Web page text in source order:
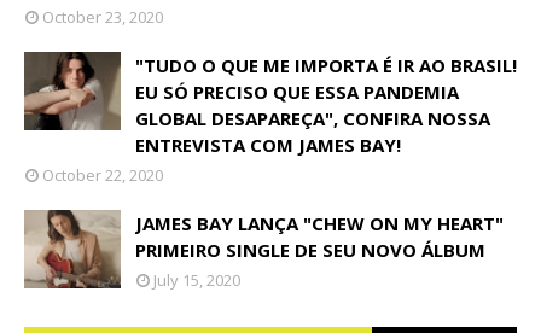
October 23, 2020
"TUDO O QUE ME IMPORTA É IR AO BRASIL!
EU SÓ PRECISO QUE ESSA PANDEMIA
GLOBAL DESAPAREÇA", CONFIRA NOSSA
ENTREVISTA COM JAMES BAY!
October 22, 2020
JAMES BAY LANÇA "CHEW ON MY HEART"
PRIMEIRO SINGLE DE SEU NOVO ÁLBUM
July 15, 2020